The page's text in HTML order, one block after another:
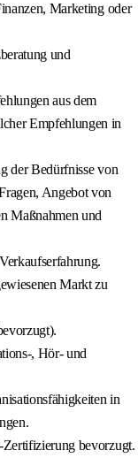
Marketing oder
und
aus dem
Empfehlungen in
der Bedürfnisse von
Angebot von
Maßnahmen und
Markt zu
, Hör- und
in
bevorzugt.